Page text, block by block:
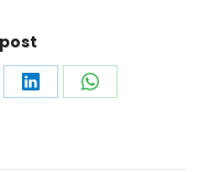
Share Share